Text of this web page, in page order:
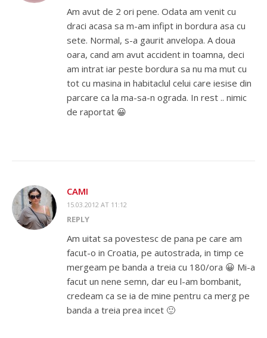
Am avut de 2 ori pene. Odata am venit cu
draci acasa sa m-am infipt in bordura asa cu
sete. Normal, s-a gaurit anvelopa. A doua
oara, cand am avut accident in toamna, deci
am intrat iar peste bordura sa nu ma mut cu
tot cu masina in habitaclul celui care iesise din
parcare ca la ma-sa-n ograda. In rest .. nimic
de raportat 😀
CAMI
15.03.2012 AT 11:12
REPLY
Am uitat sa povestesc de pana pe care am
facut-o in Croatia, pe autostrada, in timp ce
mergeam pe banda a treia cu 180/ora 😀 Mi-a
facut un nene semn, dar eu l-am bombanit,
credeam ca se ia de mine pentru ca merg pe
banda a treia prea incet 🙂